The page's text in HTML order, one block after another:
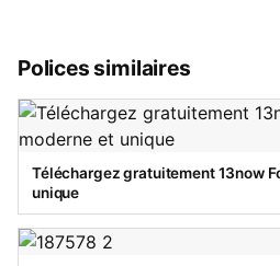
Polices similaires
Téléchargez gratuitement 13now
unique